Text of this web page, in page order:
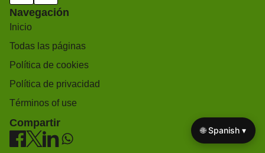
Navegación
Inicio
Todas las páginas
Política de cookies
Política de privacidad
Términos of use
Compartir
🌐 Spanish ▾